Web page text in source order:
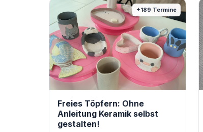
+189 Termine
Freies Töpfern: Ohne
Anleitung Keramik selbst
gestalten!